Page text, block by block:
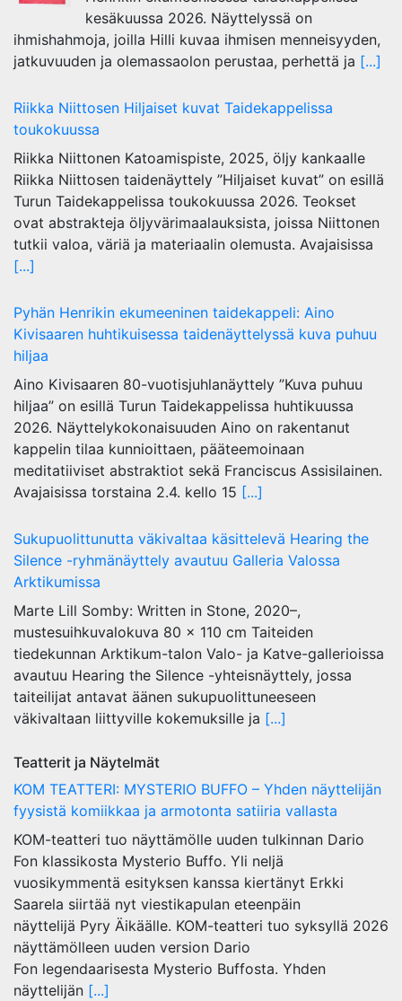
kesäkuussa 2026. Näyttelyssä on
ihmishahmoja, joilla Hilli kuvaa ihmisen menneisyyden,
jatkuvuuden ja olemassaolon perustaa, perhettä ja [...]
Riikka Niittosen Hiljaiset kuvat Taidekappelissa
toukokuussa
Riikka Niittonen Katoamispiste, 2025, öljy kankaalle
Riikka Niittosen taidenäyttely ”Hiljaiset kuvat” on esillä
Turun Taidekappelissa toukokuussa 2026. Teokset
ovat abstrakteja öljyvärimaalauksista, joissa Niittonen
tutkii valoa, väriä ja materiaalin olemusta. Avajaisissa
[...]
Pyhän Henrikin ekumeeninen taidekappeli: Aino
Kivisaaren huhtikuisessa taidenäyttelyssä kuva puhuu
hiljaa
Aino Kivisaaren 80-vuotisjuhlanäyttely ”Kuva puhuu
hiljaa” on esillä Turun Taidekappelissa huhtikuussa
2026. Näyttelykokonaisuuden Aino on rakentanut
kappelin tilaa kunnioittaen, pääteemoinaan
meditatiiviset abstraktiot sekä Franciscus Assisilainen.
Avajaisissa torstaina 2.4. kello 15 [...]
Sukupuolittunutta väkivaltaa käsittelevä Hearing the
Silence -ryhmänäyttely avautuu Galleria Valossa
Arktikumissa
Marte Lill Somby: Written in Stone, 2020–,
mustesuihkuvalokuva 80 x 110 cm Taiteiden
tiedekunnan Arktikum-talon Valo- ja Katve-gallerioissa
avautuu Hearing the Silence -yhteisnäyttely, jossa
taiteilijat antavat äänen sukupuolittuneeseen
väkivaltaan liittyville kokemuksille ja [...]
Teatterit ja Näytelmät
KOM TEATTERI: MYSTERIO BUFFO – Yhden näyttelijän
fyysistä komiikkaa ja armotonta satiiria vallasta
KOM-teatteri tuo näyttämölle uuden tulkinnan Dario
Fon klassikosta Mysterio Buffo. Yli neljä
vuosikymmentä esityksen kanssa kiertänyt Erkki
Saarela siirtää nyt viestikapulan eteenpäin
näyttelijä Pyry Äikäälle. KOM-teatteri tuo syksyllä 2026
näyttämölleen uuden version Dario
Fon legendaarisesta Mysterio Buffosta. Yhden
näyttelijän [...]